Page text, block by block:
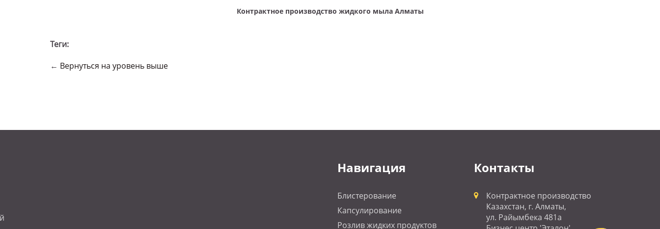
Контрактное производство жидкого мыла Алматы
Теги:
← Вернуться на уровень выше
Навигация
Блистерование
Капсулирование
Розлив жидких продуктов
Контакты
Контрактное производство
Казахстан, г. Алматы,
ул. Райымбека 481а